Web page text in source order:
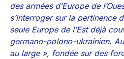
des armées d’Europe de
s’interroger sur la pertinence
seule Europe de l’Est déjà
germano-polono-ukrainien.
au large », fondée sur des